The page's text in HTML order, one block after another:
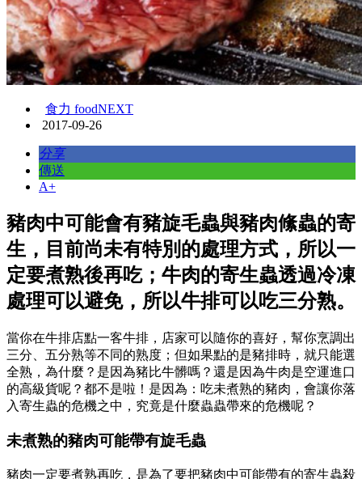
食力 foodNEXT
2017-09-26
分享
傳送
A+
豬肉中可能會有豬旋毛蟲與豬肉絛蟲的寄
生，目前尚未有特別的處理方式，所以一
定要煮熟後再吃；牛肉的寄生蟲透過冷凍
處理可以避免，所以牛排可以吃三分熟。
當你在牛排店點一客牛排，店家可以隨你的喜好，幫你烹調出
三分、五分熟等不同的熟度；但如果點的是豬排時，就只能選
全熟，為什麼？是因為豬比牛髒嗎？還是因為牛肉是空運進口
的高級貨呢？都不是啦！是因為：吃未煮熟的豬肉，會讓你落
入寄生蟲的危機之中，究竟是什麼蟲蟲帶來的危機呢？
未煮熟的豬肉可能帶有旋毛蟲
豬肉一定要煮熟再吃，是為了要把豬肉中可能帶有的寄生蟲殺